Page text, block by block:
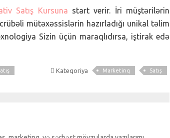
Satış Kursuna start verir. İri müştərilərin
mütəxəssislərin hazırladığı unikal təlim
Sizin üçün maraqlıdırsa, iştirak edə
Kateqoriya Marketinq Satış